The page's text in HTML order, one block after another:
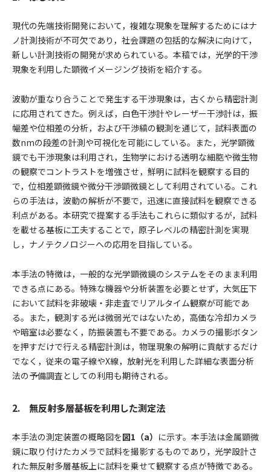
現代の先端技術開発において，複雑な現象を理解するためにはナ
ノ計測技術が不可欠であり，社会課題の包括的な解決に向けて，
新しい計測技術の開発が求められている。本稿では，光学的干渉
現象を利用した顕微イメージング技術を紹介する。
波動が重なり合うことで発生する干渉現象は，古くから精密計測
に応用されてきた。例えば，白色干渉計やレーザー干渉計は，振
幅差や位相差の分析，および干渉縞の観測を通じて，試料表面の
数nmの段差の計測や可視化を可能にしている。また，光学顕微
鏡でも干渉現象は利用され，生物学における透明な細胞や微生物
の観察でコントラストを増強させ，鮮明に試料を観察する目的
で，位相差顕微鏡や微分干渉顕微鏡として利用されている。これ
らの手法は，波動の解析が不要で，迅速に直接試料を観察できる
利点がある。本研究で提案する手法もこれらに類似するが，試料
を載せる基板に工夫することで，原子レベルの精密計測を実現
し，ナノテクノロジーへの応用を目指している。
本手法の特徴は，一般的な光学顕微鏡のシステムをそのまま利用
できる点にある。特殊な機器や分析装置を必要とせず，大気圧下
において試料を非破壊・非走査でリアルタイム観察が可能であ
る。また，観測する光は微弱光ではないため，高価な冷却カメラ
や暗室は必要なく，防振装置も不要である。カメラの撮影ボタン
を押すだけで行える精密計測は，物理現象の解明に貢献するだけ
でなく，従来の電子線やX線，放射光を利用した詳細な表面分析
法の予備調査としての利用も期待される。
2. 無反射多層基板を利用した測定法
本手法の測定装置の概略図を図1（a） に示す。本手法は金属顕微
鏡に取り付けたカメラで試料を撮影するものであり，光学設計さ
れた無反射多層基板上に試料を乗せて観察する点が特徴である。